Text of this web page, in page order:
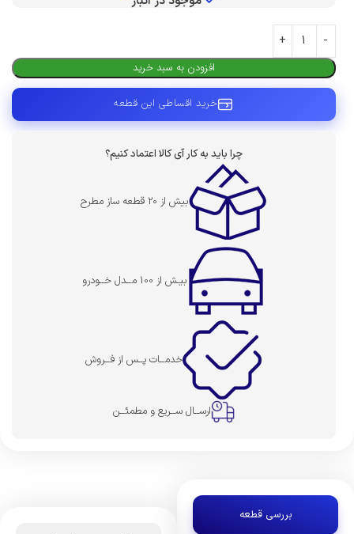
افزودن به سبد خرید
خرید اقساطی این قطعه
چرا باید به کار آی کالا اعتماد کنیم؟
بیش از 20 قطعه ساز مطرح
بیـش از 100 مــدل خــودرو
خدمــات پــس از فــروش
ارســال ســریع و مطمئــن
بررسی قطعه